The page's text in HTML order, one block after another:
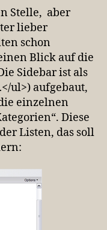
Stelle, aber
lieber
schon
Blick auf die
Sidebar ist als
ul>) aufgebaut,
einzelnen
Diese
Listen, das soll